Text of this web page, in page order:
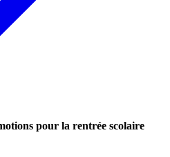
pour la rentrée scolaire